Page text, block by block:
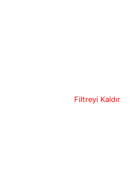
Filtreyi Kaldır